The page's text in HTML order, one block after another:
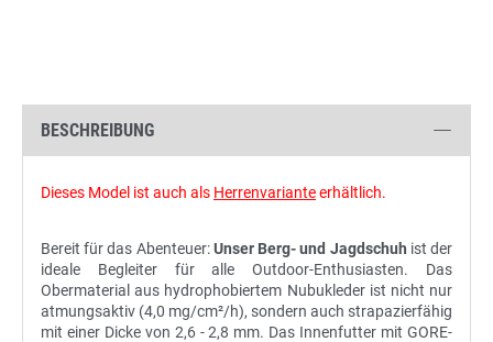
BESCHREIBUNG
Dieses Model ist auch als Herrenvarianteerhältlich.
Bereit für das Abenteuer:Unser Berg- und Jagdschuh ist der
ideale Begleiter für alle Outdoor-Enthusiasten. Das
Obermaterial aus hydrophobiertem Nubukleder ist nicht nur
atmungsaktiv (4,0 mg/cm²/h), sondern auch strapazierfähig
mit einer Dicke von 2,6 - 2,8 mm. Das Innenfutter mit GORE-